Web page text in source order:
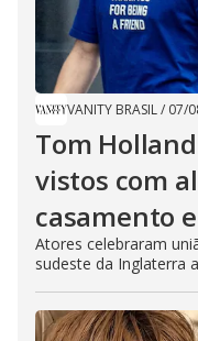
VANITY BRASIL/ 07/
Tom
vistos com
casamento
Atores celebraram
sudeste da Inglaterra